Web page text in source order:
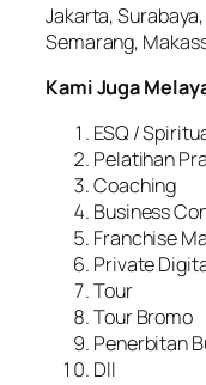
Jakarta,
Semarang,
Kami Juga
ESQ /
Pelatihan
Coaching
Business
Franchise
Private
Tour
Tour Bromo
Penerbitan
Dll